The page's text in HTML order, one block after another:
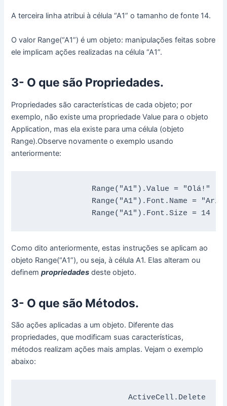
A terceira linha atribui à célula “A1” o tamanho de fonte 14.
O valor Range(“A1”) é um objeto: manipulações feitas sobre
ele implicam ações realizadas na célula “A1”.
3- O que são Propriedades.
Propriedades são características de cada objeto; por
exemplo, não existe uma propriedade Value para o objeto
Application, mas ela existe para uma célula (objeto
Range).Observe novamente o exemplo usando
anteriormente:
               Range("A1").Value = "Olá!"
Range("A1").Font.Name =
               Range("A1").Font.Size = 14
Como dito anteriormente, estas instruções se aplicam ao
objeto Range(“A1”), ou seja, à célula A1. Elas alteram ou
definempropriedades deste objeto.
3- O que são Métodos.
São ações aplicadas a um objeto. Diferente das
propriedades, que modificam suas características,
métodos realizam ações mais amplas. Vejam o exemplo
abaixo:
                       ActiveCell.Delete